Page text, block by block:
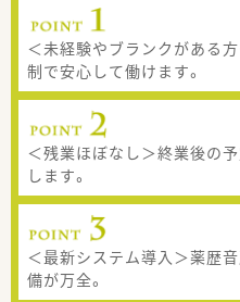
＜未経験やブランクがある
制で安心して働けます。
＜残業ほぼなし＞終業後の
します。
＜最新システム導入＞薬歴
備が万全。